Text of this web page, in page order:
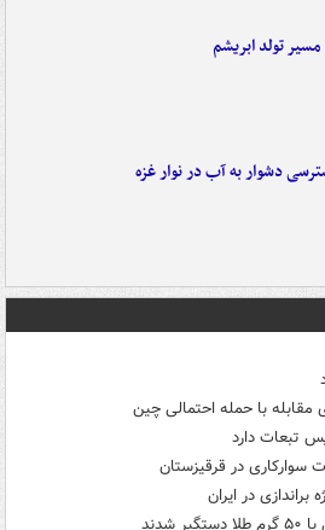
تولد ابریشم
دشوار به آب در نوار غزه
مقابله با حمله احتمالی چین
تبعات دارد
در قرقیزستان
در ایران